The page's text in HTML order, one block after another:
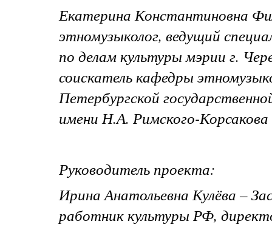
Екатерина Константиновна
этномузыколог, ведущий
по делам культуры мэрии г.
соискатель кафедры
Петербургской
имени Н.А. Римского-Корсакова
Руководитель проекта:
Ирина Анатольевна Кулёва –
работник культуры РФ,